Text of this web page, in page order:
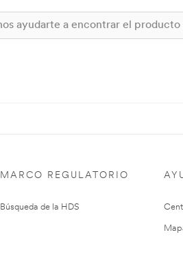
MARCO REGULATORIO
Búsqueda de la HDS